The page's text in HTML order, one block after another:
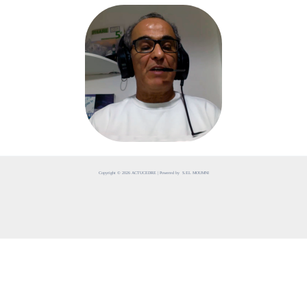
Copyright © 2026 ACTUCEDRE | Powered by S.EL MOUMNI